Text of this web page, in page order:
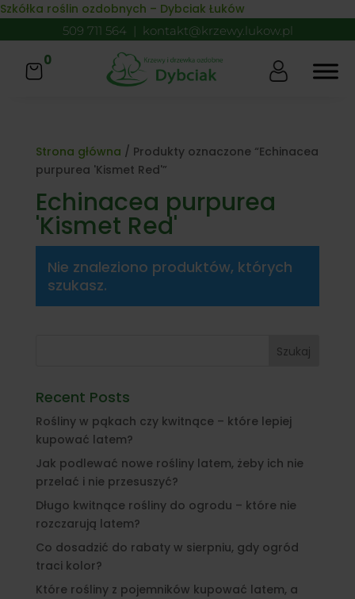
Skip to content
Szkółka roślin ozdobnych – Dybciak Łuków
509 711 564 | kontakt@krzewy.lukow.pl
0
Strona główna / Produkty oznaczone “Echinacea
purpurea 'Kismet Red'”
Echinacea purpurea
'Kismet Red'
Nie znaleziono produktów, których
szukasz.
Szukaj
Recent Posts
Rośliny w pąkach czy kwitnące – które lepiej
kupować latem?
Jak podlewać nowe rośliny latem, żeby ich nie
przelać i nie przesuszyć?
Długo kwitnące rośliny do ogrodu – które nie
rozczarują latem?
Co dosadzić do rabaty w sierpniu, gdy ogród
traci kolor?
Które rośliny z pojemników kupować latem, a